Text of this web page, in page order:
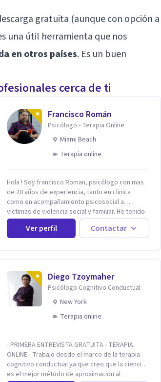
gratuita (aunque con opción a
una útil herramienta que nos
en otros países. Es un buen
cerca de ti
Francisco Román
Psicólogo - Terapia Online
Miami Beach
Terapia online
Hola ! Soy francisco Roman, psicólogo con mas
de 20 años de experiencia, tanto en clinica
como en acompañamiento psicosocial a
victimas de violencia social y familiar. He tenido
la oportunidad de trabajar con niños adultos y
familias en todos los espacios y esto me ha
dado un una variedad de aprendizajes que
virtual, de lunes a sabado. el costo de cada
sesión lo acordamos en el primer contacto
Ver perfil Contactar
Diego Tzoymaher
Psicólogo Cognitivo Conductual
New York
Terapia online
- PRIMERA ENTREVISTA GRATUITA - TERAPIA
ONLINE - Trabajo desde el marco de la terapia
cognitivo conductual ya que creo que la ciencia
es el mejor método de aproximación al